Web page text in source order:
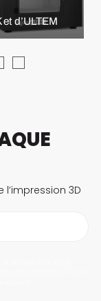
d’ULTEM
3D